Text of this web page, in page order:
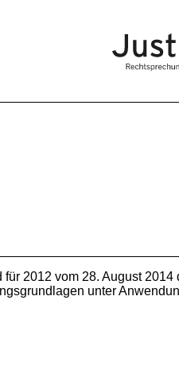
2012 vom 28. August 2014
unter